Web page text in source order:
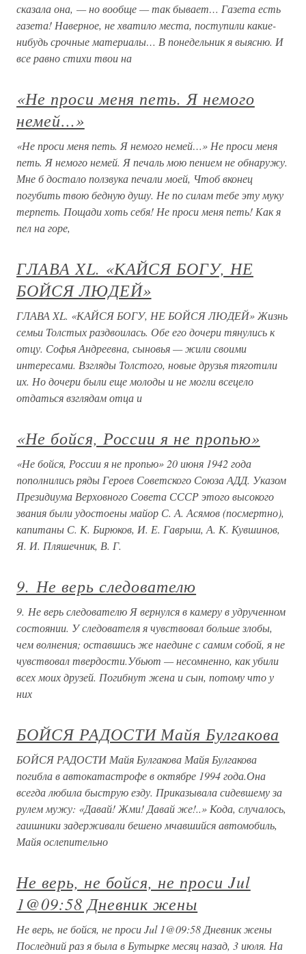
сказала она, — но вообще — так бывает… Газета есть
газета! Наверное, не хватило места, поступили какие-
нибудь срочные материалы… В понедельник я выясню. И
все равно стихи твои на
«Не проси меня петь. Я немого
немей…»
«Не проси меня петь. Я немого немей…» Не проси меня
петь. Я немого немей. Я печаль мою пением не обнаружу.
Мне б достало ползвука печали моей, Чтоб вконец
погубить твою бедную душу. Не по силам тебе эту муку
терпеть. Пощади хоть себя! Не проси меня петь! Как я
пел на горе,
ГЛАВА XL. «КАЙСЯ БОГУ, НЕ
БОЙСЯ ЛЮДЕЙ»
ГЛАВА XL. «КАЙСЯ БОГУ, НЕ БОЙСЯ ЛЮДЕЙ» Жизнь
семьи Толстых раздвоилась. Обе его дочери тянулись к
отцу. Софья Андреевна, сыновья — жили своими
интересами. Взгляды Толстого, новые друзья тяготили
их. Но дочери были еще молоды и не могли всецело
отдаться взглядам отца и
«Не бойся, России я не пропью»
«Не бойся, России я не пропью» 20 июня 1942 года
пополнились ряды Героев Советского Союза АДД. Указом
Президиума Верховного Совета СССР этого высокого
звания были удостоены майор С. А. Асямов (посмертно),
капитаны С. К. Бирюков, И. Е. Гаврыш, А. К. Кувшинов,
Я. И. Пляшечник, В. Г.
9. Не верь следователю
9. Не верь следователю Я вернулся в камеру в удрученном
состоянии. У следователя я чувствовал больше злобы,
чем волнения; оставшись же наедине с самим собой, я не
чувствовал твердости.Убьют — несомненно, как убили
всех моих друзей. Погибнут жена и сын, потому что у
них
БОЙСЯ РАДОСТИ Майя Булгакова
БОЙСЯ РАДОСТИ Майя Булгакова Майя Булгакова
погибла в автокатастрофе в октябре 1994 года.Она
всегда любила быструю езду. Приказывала сидевшему за
рулем мужу: «Давай! Жми! Давай же!..» Кода, случалось,
гаишники задерживали бешено мчавшийся автомобиль,
Майя ослепительно
Не верь, не бойся, не проси Jul
1@09:58 Дневник жены
Не верь, не бойся, не проси Jul 1@09:58 Дневник жены
Последний раз я была в Бутырке месяц назад, 3 июля. На